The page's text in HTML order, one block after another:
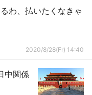
わ、払いたくなきゃ
2020/8/28(Fr) 14:40
中関係